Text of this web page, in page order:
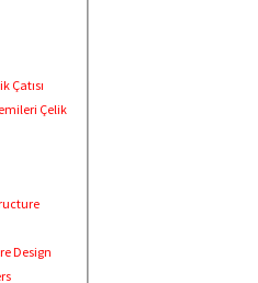
Çatısı
Çelik
Design